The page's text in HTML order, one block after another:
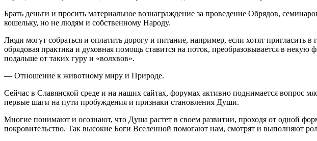
Брать деньги и просить материальное вознаграждение за проведение Обрядов,
кошельку, но не людям и собственному Народу.
Люди могут собраться и оплатить дорогу и питание, например, если хотят пригласить
обрядовая практика и духовная помощь ставится на поток, преобразовывается в
подальше от таких гуру и «волхвов».
— Отношение к животному миру и Природе.
Сейчас в Славянской среде и на наших сайтах, форумах активно поднимается вопрос
первые шаги на пути пробуждения и признаки становления Души.
Многие понимают и осознают, что Душа растет в своем развитии, проходя от одной
покровительство. Так высокие Боги Вселенной помогают нам, смотрят и выполняют